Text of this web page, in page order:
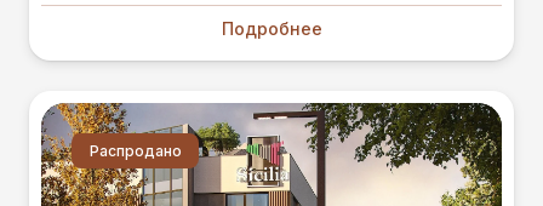
Подробнее
Распродано